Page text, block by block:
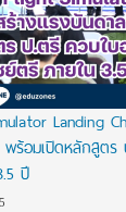
Landing
พร้อมเปิดหลักสูต
ปี